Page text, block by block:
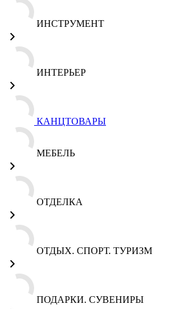
ИНСТРУМЕНТ
ИНТЕРЬЕР
КАНЦТОВАРЫ
МЕБЕЛЬ
ОТДЕЛКА
ОТДЫХ. СПОРТ. ТУРИЗМ
ПОДАРКИ. СУВЕНИРЫ